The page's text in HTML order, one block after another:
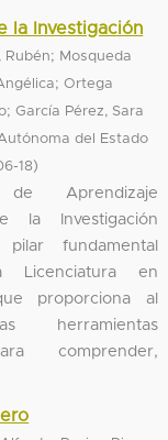
la Investigación
Rubén; Mosqueda
;Ortega
;García Pérez, Sara
del Estado
18)
Aprendizaje
la Investigación
fundamental
en
proporciona al
herramientas
comprender,